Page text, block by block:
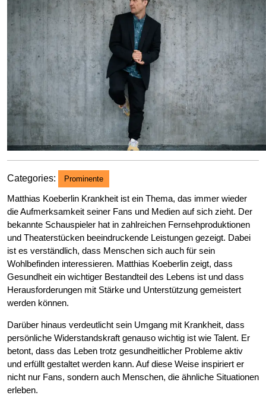
Categories: Prominente
Matthias Koeberlin Krankheit ist ein Thema, das immer wieder
die Aufmerksamkeit seiner Fans und Medien auf sich zieht. Der
bekannte Schauspieler hat in zahlreichen Fernsehproduktionen
und Theaterstücken beeindruckende Leistungen gezeigt. Dabei
ist es verständlich, dass Menschen sich auch für sein
Wohlbefinden interessieren. Matthias Koeberlin zeigt, dass
Gesundheit ein wichtiger Bestandteil des Lebens ist und dass
Herausforderungen mit Stärke und Unterstützung gemeistert
werden können.
Darüber hinaus verdeutlicht sein Umgang mit Krankheit, dass
persönliche Widerstandskraft genauso wichtig ist wie Talent. Er
betont, dass das Leben trotz gesundheitlicher Probleme aktiv
und erfüllt gestaltet werden kann. Auf diese Weise inspiriert er
nicht nur Fans, sondern auch Menschen, die ähnliche Situationen
erleben.